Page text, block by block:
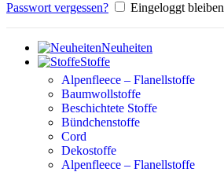
Passwort vergessen? Eingeloggt bleiben
Neuheiten
Stoffe
Alpenfleece – Flanellstoffe
Baumwollstoffe
Beschichtete Stoffe
Bündchenstoffe
Cord
Dekostoffe
Alpenfleece – Flanellstoffe